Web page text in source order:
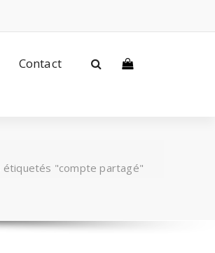
Contact
étiquetés "compte partagé"